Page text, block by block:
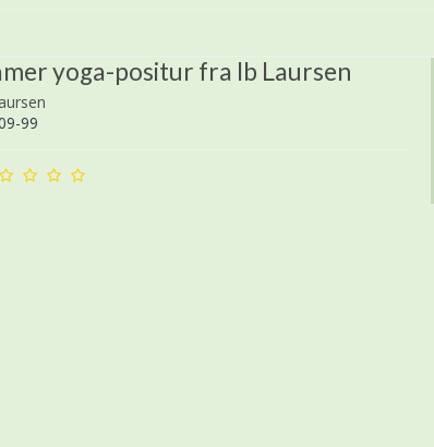
yoga-positur fra Ib Laursen
99